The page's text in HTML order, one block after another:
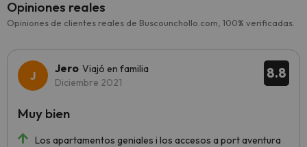
Opiniones reales
Opiniones de clientes reales de Buscounchollo.com, 100% verificadas.
8.8
Jero Viajó en familia
Diciembre 2021
Los apartamentos geniales i los accesos a port aventura
Muy bien